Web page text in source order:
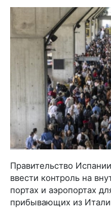
Правительство
ввести контроль на
портах и аэропортах
прибывающих из